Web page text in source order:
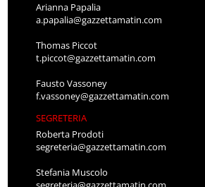
Arianna Papalia
a.papalia@gazzettamatin.com
Thomas Piccot
t.piccot@gazzettamatin.com
Fausto Vassoney
f.vassoney@gazzettamatin.com
SEGRETERIA
Roberta Prodoti
segreteria@gazzettamatin.com
Stefania Muscolo